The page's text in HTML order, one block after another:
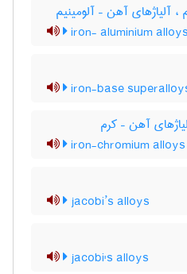
آلیاژهای آهن – آلومینیم
iron- aluminium alloys
iron-base
آهن – کرم
iron-chromium alloys
jacobi’s alloys
jacobi's alloys